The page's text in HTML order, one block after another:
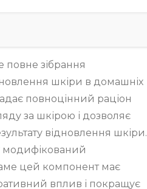
повне зібрання
шкіри в домашніх
повноцінний раціон
за шкірою і дозволяє
відновлення шкіри.
модифікований
цей компонент має
вплив і покращує